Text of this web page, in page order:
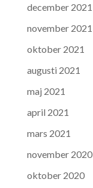
december 2021
november 2021
oktober 2021
augusti 2021
maj 2021
april 2021
mars 2021
november 2020
oktober 2020